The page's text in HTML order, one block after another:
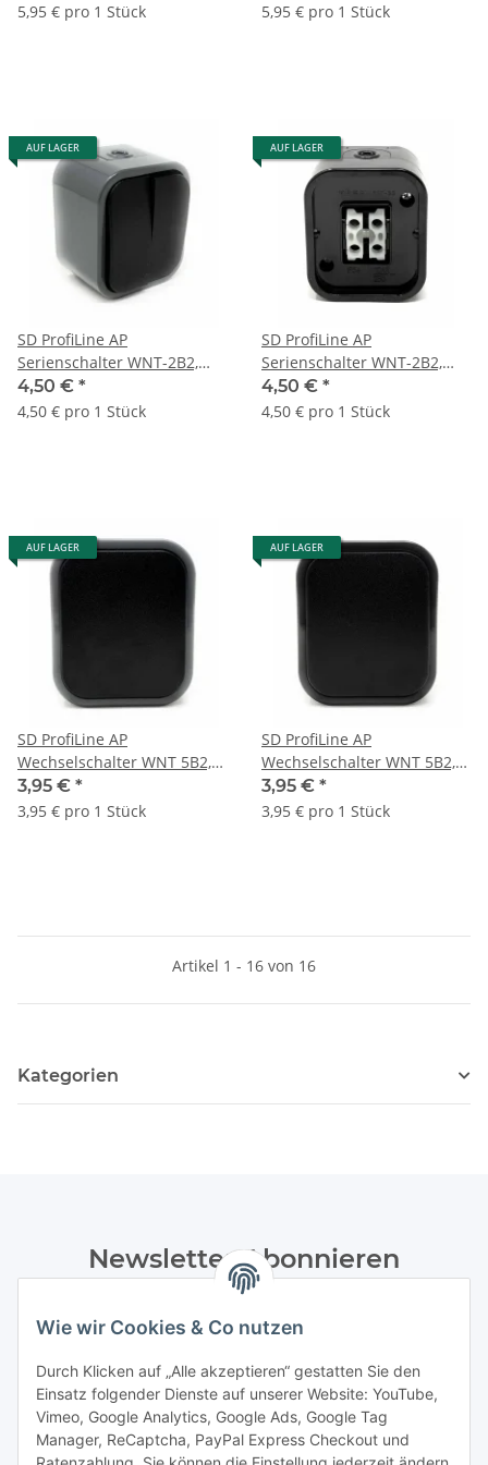
Wie wir Cookies & Co nutzen
Durch Klicken auf „Alle akzeptieren“ gestatten Sie den
Einsatz folgender Dienste auf unserer Website: YouTube,
Vimeo, Google Analytics, Google Ads, Google Tag
Manager, ReCaptcha, PayPal Express Checkout und
5,95 € pro 1 Stück
5,95 € pro 1 Stück
AUF LAGER
SD ProfiLine AP
Serienschalter WNT-2B2,
IP54, grau/schwarz
4,50 € *
4,50 € pro 1 Stück
AUF LAGER
SD ProfiLine AP
Serienschalter WNT-2B2,
IP54, schwarz
4,50 € *
4,50 € pro 1 Stück
AUF LAGER
SD ProfiLine AP
Wechselschalter WNT 5B2,
grau/schwarz
3,95 € *
3,95 € pro 1 Stück
AUF LAGER
SD ProfiLine AP
Wechselschalter WNT 5B2,
IP54, schwarz
3,95 € *
3,95 € pro 1 Stück
Artikel 1 - 16 von 16
Kategorien
Newsletter Abonnieren
Datenschutzerklärungregelmäßig und jederzeit widerruflich
Abonnieren